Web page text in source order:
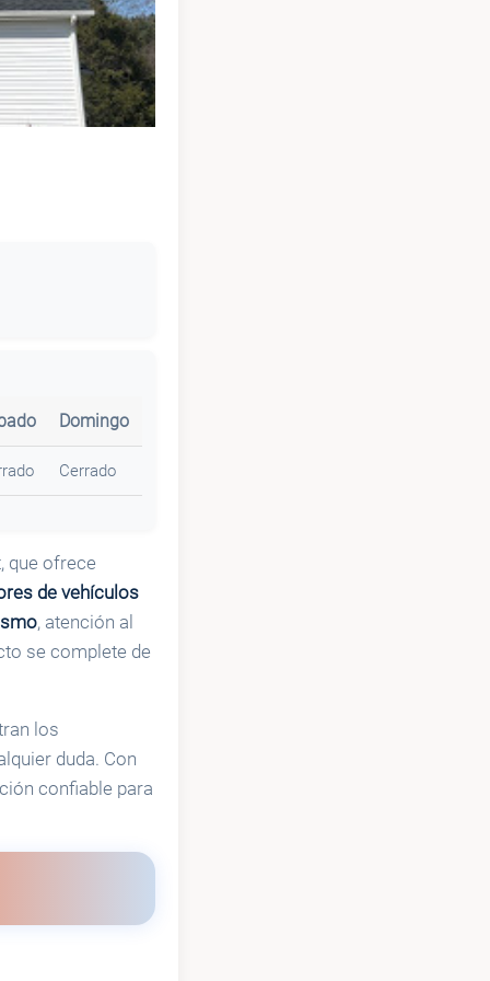
Domingo
Cerrado
que ofrece
de vehículos
, atención al
se complete de
los
duda. Con
confiable para